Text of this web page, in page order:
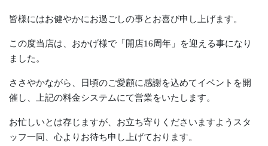
皆様にはお健やかにお過ごしの事とお喜び申し上げます。
この度当店は、おかげ様で「開店16周年」を迎える事になり
ました。
ささやかながら、日頃のご愛顧に感謝を込めてイベントを開
催し、上記の料金システムにて営業をいたします。
お忙しいとは存じますが、お立ち寄りくださいますようスタ
ッフ一同、心よりお待ち申し上げております。